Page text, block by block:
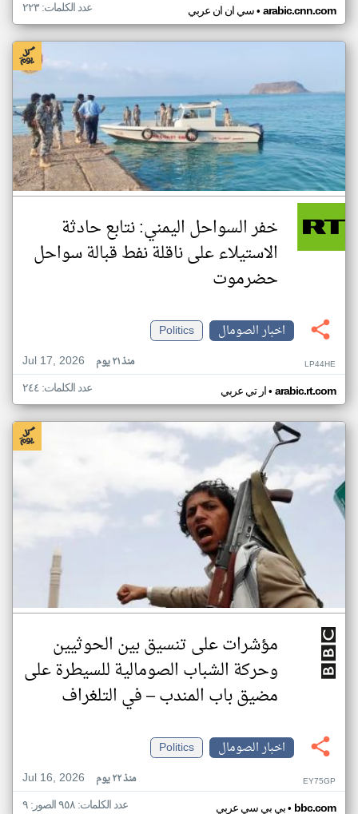
سي ان ان عربي• arabic.cnn.com عدد الكلمات: ٢٢٣
خفر السواحل اليمني: نتابع حادثة
الاستيلاء على ناقلة نفط قبالة سواحل
حضرموت
اخبار الصومال
Politics
Jul 17, 2026
منذ ٢١ يوم LP44HE
ار تي عربي• arabic.rt.com عدد الكلمات: ٢٤٤
مؤشرات على تنسيق بين الحوثيين
وحركة الشباب الصومالية للسيطرة على
مضيق باب المندب – في التلغراف
اخبار الصومال
Politics
Jul 16, 2026
منذ ٢٢ يوم EY75GP
بي بي سي عربي• bbc.com عدد الكلمات: ٩٥٨ الصور: ٩